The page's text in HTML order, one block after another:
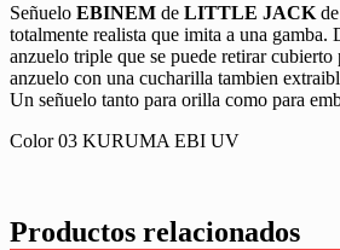
Señuelo EBINEM de LITTLE JACK
totalmente realista que imita a una gamba.
anzuelo triple que se puede retirar
anzuelo con una cucharilla tambien
Un señuelo tanto para orilla como para
Color 03 KURUMA EBI UV
Productos relacionados